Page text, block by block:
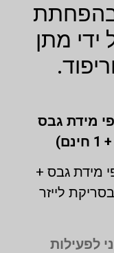
בהפחתת
ידי מתן
לפי מידת גבס
מידת גבס +
לייזר
לפעילות